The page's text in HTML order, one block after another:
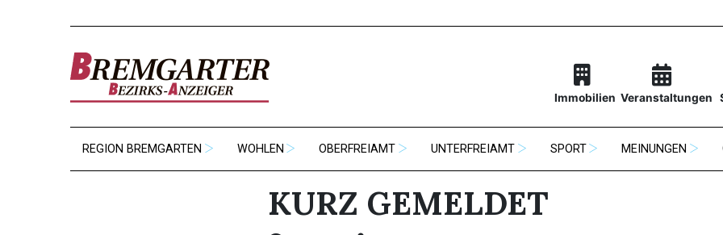
Immobilien Veranstaltungen
REGION BREMGARTEN WOHLEN OBERFREIAMT UNTERFREIAMT SPORT MEINUNGEN
KURZ GEMELDET